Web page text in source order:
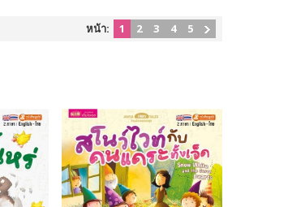
หน้า: 1 2 3 4 5